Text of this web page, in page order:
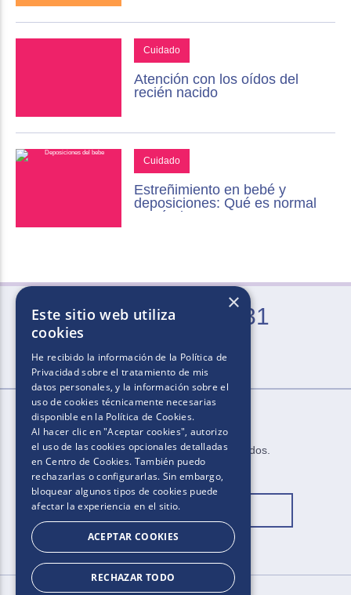
Cuidado
Atención con los oídos del
recién nacido
Cuidado
Estreñimiento en bebé y
deposiciones: Qué es normal
y cuándo preocuparse
0800-666-2031
2025​.​​ ​Todos los derechos reservados​.​
Cambiar ubicación
×
Este sitio web utiliza
cookies
He recibido la información de la Política de
Privacidadsobre el tratamiento de mis
datos personales, y la información sobre el
uso de cookies técnicamente necesarias
disponible en la Política de Cookies.
Al hacer clic en "Aceptar cookies", autorizo
el uso de las cookies opcionales detalladas
en Centro de Cookies. También puedo
rechazarlas o configurarlas. Sin embargo,
bloquear algunos tipos de cookies puede
afectar la experiencia en el sitio.
ACEPTAR COOKIES
RECHAZAR TODO